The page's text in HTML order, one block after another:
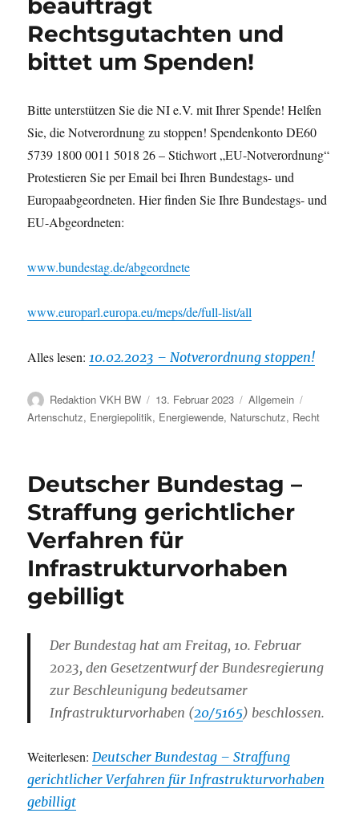
beauftragt
Rechtsgutachten und
bittet um Spenden!
Bitte unterstützen Sie die NI e.V. mit Ihrer Spende! Helfen
Sie, die Notverordnung zu stoppen! Spendenkonto DE60
5739 1800 0011 5018 26 – Stichwort „EU-Notverordnung“
Protestieren Sie per Email bei Ihren Bundestags- und
Europaabgeordneten. Hier finden Sie Ihre Bundestags- und
EU-Abgeordneten:
www.bundestag.de/abgeordnete
www.europarl.europa.eu/meps/de/full-list/all
Alles lesen: 10.02.2023 – Notverordnung stoppen!
Autor
Redaktion VKH BW
Veröffentlicht
am
13. Februar 2023 Kategorien
Allgemein
Artenschutz, Energiepolitik, Energiewende, Naturschutz, Recht
Deutscher Bundestag –
Straffung gerichtlicher
Verfahren für
Infrastrukturvorhaben
gebilligt
Der Bundestag hat am Freitag, 10. Februar
2023, den Gesetzentwurf der Bundesregierung
zur Beschleunigung bedeutsamer
Infrastrukturvorhaben (20/5165) beschlossen.
Weiterlesen:Deutscher Bundestag – Straffung
gerichtlicher Verfahren für Infrastrukturvorhaben
gebilligt